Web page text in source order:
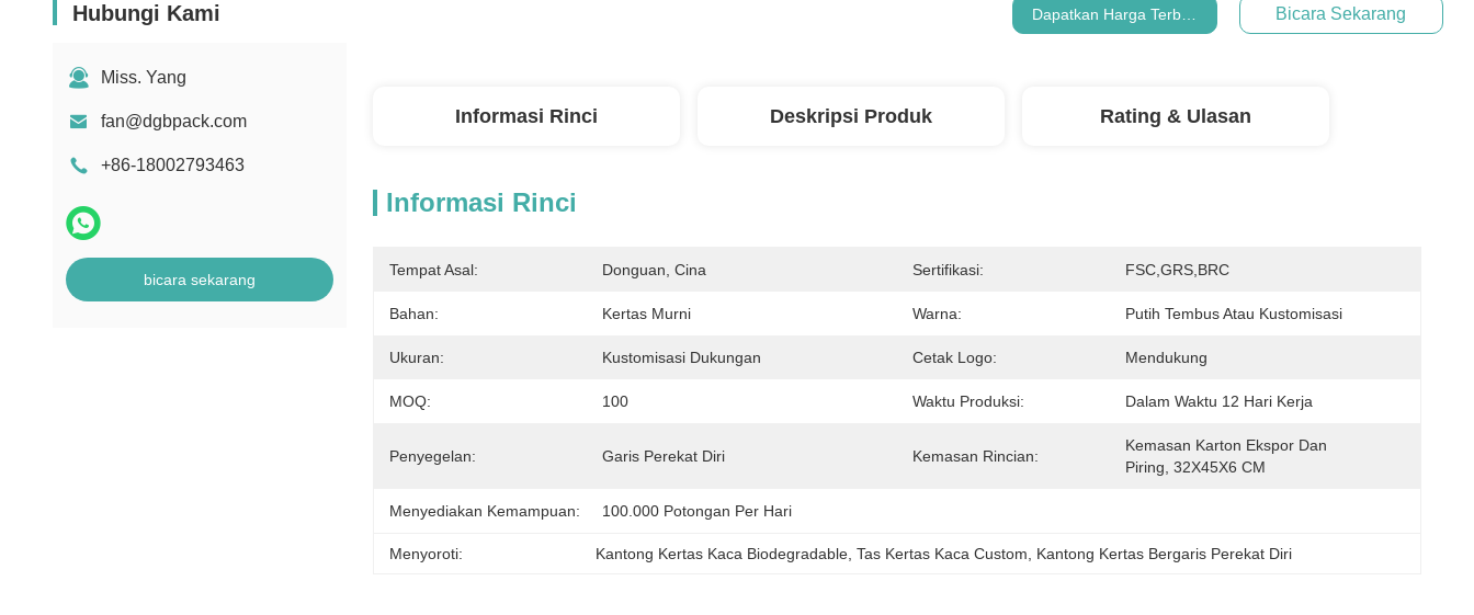
Hubungi Kami
Miss. Yang
fan@dgbpack.com
+86-18002793463
bicara sekarang
Dapatkan Harga Terbaik Bicara Sekarang
Informasi Rinci Deskripsi Produk Rating & Ulasan
Informasi Rinci
Tempat Asal: Donguan, Cina Sertifikasi: FSC,GRS,BRC
Bahan: Kertas Murni Warna: Putih Tembus Atau Kustomisasi
Ukuran: Kustomisasi Dukungan Cetak Logo: Mendukung
MOQ: 100 Waktu Produksi: Dalam Waktu 12 Hari Kerja
Penyegelan: Garis Perekat Diri Kemasan Rincian:
Kemasan Karton Ekspor Dan
Piring, 32X45X6 CM
Menyediakan Kemampuan: 100.000 Potongan Per Hari
Menyoroti: Kantong Kertas Kaca Biodegradable , Tas Kertas Kaca Custom Kantong Kertas Bergaris Perekat Diri